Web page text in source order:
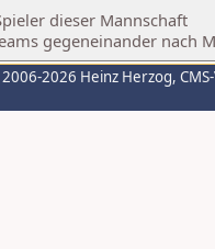
dieser Mannschaft
gegeneinander nach
2026 Heinz Herzog,